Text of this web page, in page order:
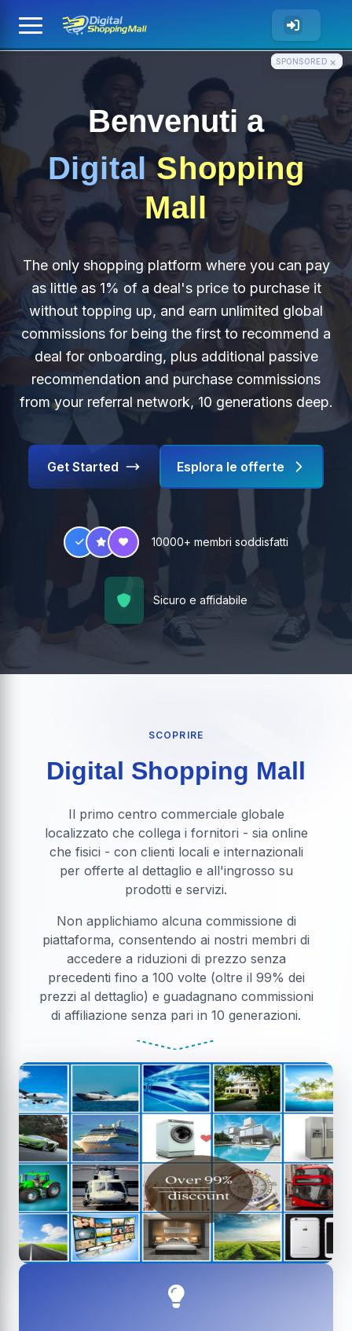
SPONSORED ×
Benvenuti a
DigitalShopping
Mall
The only shopping platform where you can pay
as little as 1% of a deal's price to purchase it
without topping up, and earn unlimited global
commissions for being the first to recommend a
deal for onboarding, plus additional passive
recommendation and purchase commissions
from your referral network, 10 generations deep.
Get Started Esplora le offerte
10000+ membri soddisfatti
Sicuro e affidabile
SCOPRIRE
Digital Shopping Mall
Il primo centro commerciale globale
localizzato che collega i fornitori - sia online
che fisici - con clienti locali e internazionali
per offerte al dettaglio e all'ingrosso su
prodotti e servizi.
Non applichiamo alcuna commissione di
piattaforma, consentendo ai nostri membri di
accedere a riduzioni di prezzo senza
precedenti fino a 100 volte (oltre il 99% dei
prezzi al dettaglio) e guadagnano commissioni
di affiliazione senza pari in 10 generazioni.